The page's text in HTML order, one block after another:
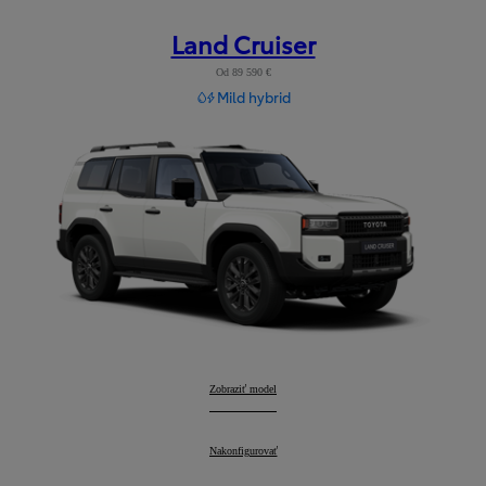
Land Cruiser
Od 89 590 €
Mild hybrid
Land Cruiser:
Zobraziť model
Land Cruiser:
Nakonfigurovať